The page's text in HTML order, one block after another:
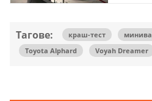
Тагове: краш-тест
Toyota Alphard
Voyah Dreamer